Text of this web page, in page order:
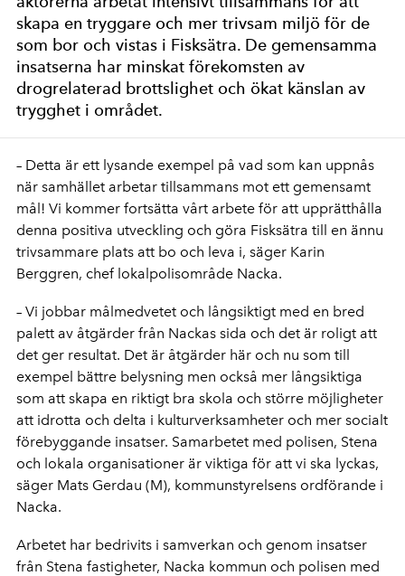
skapa en tryggare och mer trivsam miljö för de
som bor och vistas i Fisksätra. De gemensamma
insatserna har minskat förekomsten av
drogrelaterad brottslighet och ökat känslan av
trygghet i området.
– Detta är ett lysande exempel på vad som kan uppnås
när samhället arbetar tillsammans mot ett gemensamt
mål! Vi kommer fortsätta vårt arbete för att upprätthålla
denna positiva utveckling och göra Fisksätra till en ännu
trivsammare plats att bo och leva i, säger Karin
Berggren, chef lokalpolisområde Nacka.
– Vi jobbar målmedvetet och långsiktigt med en bred
palett av åtgärder från Nackas sida och det är roligt att
det ger resultat. Det är åtgärder här och nu som till
exempel bättre belysning men också mer långsiktiga
som att skapa en riktigt bra skola och större möjligheter
att idrotta och delta i kulturverksamheter och mer socialt
förebyggande insatser. Samarbetet med polisen, Stena
och lokala organisationer är viktiga för att vi ska lyckas,
säger Mats Gerdau (M), kommunstyrelsens ordförande i
Nacka.
Arbetet har bedrivits i samverkan och genom insatser
från Stena fastigheter, Nacka kommun och polisen med